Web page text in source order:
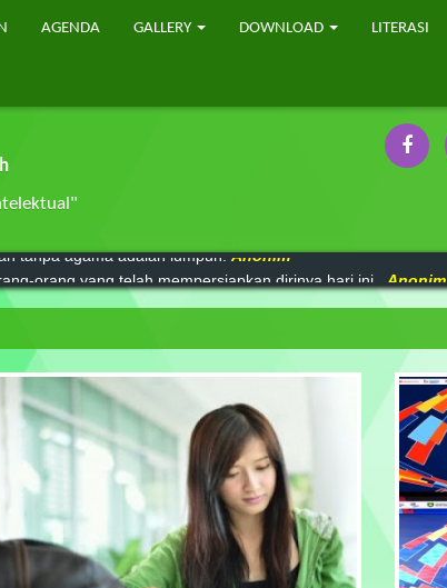
AGENDA GALLERY DOWNLOAD LITERASI
orang yang telah mempersiapkan dirinya hari ini..Anonim
tanpa agama adalah lumpuh.